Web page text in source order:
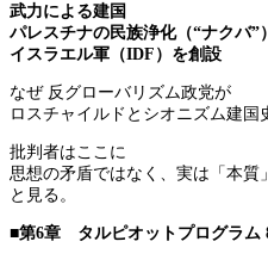
武力による建国
パレスチナの民族浄化（“ナクバ”
イスラエル軍（IDF）を創設
なぜ 反グローバリズム政党が
ロスチャイルドとシオニズム建国
批判者はここに
思想の矛盾ではなく、実は「本質
と見る。
■第6章 タルピオットプログラム